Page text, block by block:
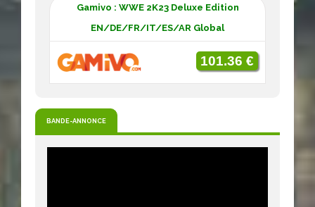
Gamivo : WWE 2K23 Deluxe Edition
EN/DE/FR/IT/ES/AR Global
101.36 €
BANDE-ANNONCE